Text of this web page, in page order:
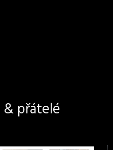
& přátelé